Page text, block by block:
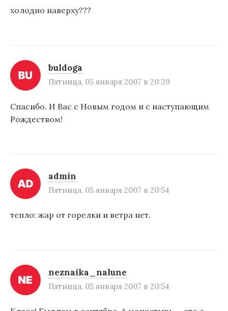
п
а
п
с
холодно наверху???
buldoga
Пятница, 05 января 2007 в 20:39
Спасибо. И Вас с Новым годом и с наступающим
Рождеством!
admin
Пятница, 05 января 2007 в 20:54
тепло: жар от горелки и ветра нет.
neznaika_nalune
Пятница, 05 января 2007 в 20:54